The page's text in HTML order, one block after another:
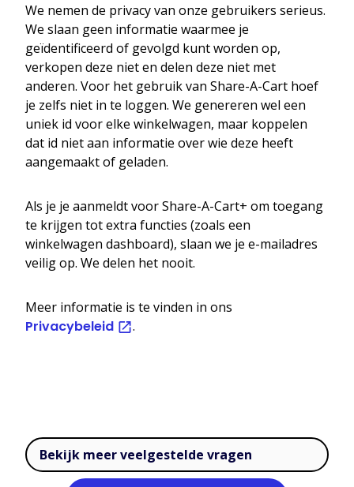
We nemen de privacy van onze gebruikers serieus.
We slaan geen informatie waarmee je
geïdentificeerd of gevolgd kunt worden op,
verkopen deze niet en delen deze niet met
anderen. Voor het gebruik van Share-A-Cart hoef
je zelfs niet in te loggen. We genereren wel een
uniek id voor elke winkelwagen, maar koppelen
dat id niet aan informatie over wie deze heeft
aangemaakt of geladen.
Als je je aanmeldt voor Share-A-Cart+ om toegang
te krijgen tot extra functies (zoals een
winkelwagen dashboard), slaan we je e-mailadres
veilig op. We delen het nooit.
Meer informatie is te vinden in ons
Privacybeleid .
Bekijk meer veelgestelde vragen